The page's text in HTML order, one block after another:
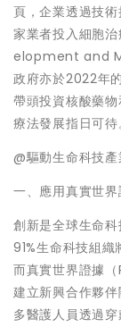
頁，企業透過技
家業者投入細胞
elopment and
政府亦於2022年
帶頭投資核酸藥
療法發展指日可待
@驅動生命科技
一、應用真實世
創新是全球生命
91%生命科技組
而真實世界證據
建立新興合作夥
多醫護人員透過